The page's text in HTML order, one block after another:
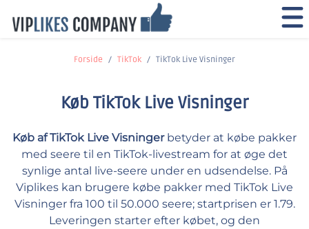
Forside TikTok TikTok Live Visninger
Køb TikTok Live Visninger
Køb af TikTok Live Visningerbetyder at købe pakker
med seere til en TikTok-livestream for at øge det
synlige antal live-seere under en udsendelse. På
Viplikes kan brugere købe pakker med TikTok Live
Visninger fra 100 til 50.000 seere; startprisen er 1.79.
Leveringen starter efter købet, og den